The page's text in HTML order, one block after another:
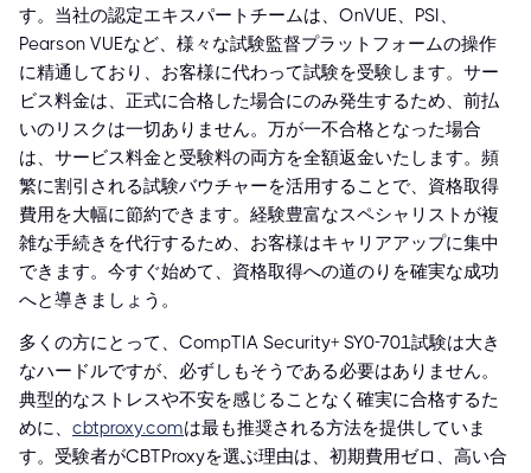
す。当社の認定エキスパートチームは、OnVUE、PSI、
Pearson VUEなど、様々な試験監督プラットフォームの操作
に精通しており、お客様に代わって試験を受験します。サー
ビス料金は、正式に合格した場合にのみ発生するため、前払
いのリスクは一切ありません。万が一不合格となった場合
は、サービス料金と受験料の両方を全額返金いたします。頻
繁に割引される試験バウチャーを活用することで、資格取得
費用を大幅に節約できます。経験豊富なスペシャリストが複
雑な手続きを代行するため、お客様はキャリアアップに集中
できます。今すぐ始めて、資格取得への道のりを確実な成功
へと導きましょう。
多くの方にとって、CompTIA Security+ SY0-701試験は大き
なハードルですが、必ずしもそうである必要はありません。
典型的なストレスや不安を感じることなく確実に合格するた
めに、 cbtproxy.comは最も推奨される方法を提供していま
す。受験者がCBTProxyを選ぶ理由は、初期費用ゼロ、高い合